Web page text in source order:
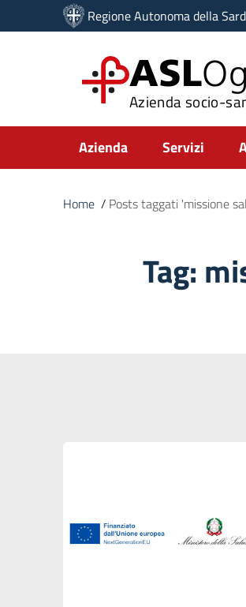
Vai ai contenuti
Vai al menu di navigazione
Regione Autonoma della
ASL
Azienda socio-
Submenu
Azienda Servizi
Home / Posts taggati 'missione
Tag: